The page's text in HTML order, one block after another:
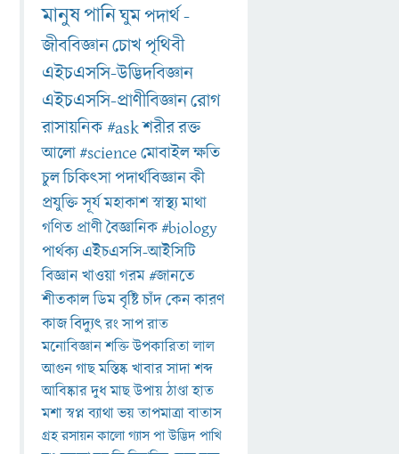
মানুষপানিঘুমপদার্থ-
জীববিজ্ঞানচোখপৃথিবী
এইচএসসি-উদ্ভিদবিজ্ঞান
এইচএসসি-প্রাণীবিজ্ঞানরোগ
রাসায়নিক#askশরীররক্ত
আলো#scienceমোবাইলক্ষতি
চুলচিকিৎসাপদার্থবিজ্ঞানকী
প্রযুক্তিসূর্যমহাকাশস্বাস্থ্যমাথা
গণিত প্রাণীবৈজ্ঞানিক#biology
পার্থক্য এইচএসসি-আইসিটি
বিজ্ঞানখাওয়াগরম#জানতে
শীতকালডিমবৃষ্টিচাঁদকেনকারণ
কাজবিদ্যুৎরংসাপরাত
মনোবিজ্ঞানশক্তিউপকারিতালাল
আগুনগাছমস্তিষ্কখাবারসাদাশব্দ
আবিষ্কারদুধমাছউপায়ঠাণ্ডাহাত
মশাস্বপ্নব্যাথাভয়তাপমাত্রাবাতাস
গ্রহরসায়নকালোগ্যাসপাউদ্ভিদপাখি